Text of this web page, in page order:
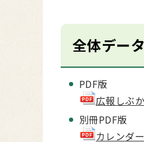
全体データ
PDF版
広報しぶ
別冊PDF版
カレンダ